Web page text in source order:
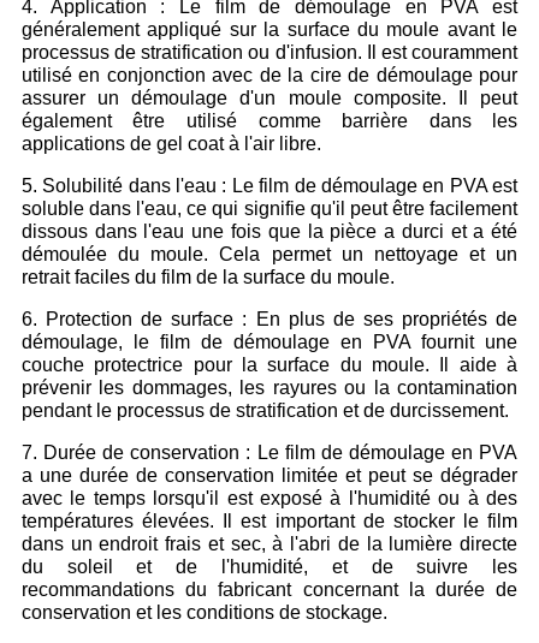
4. Application : Le film de démoulage en PVA est
généralement appliqué sur la surface du moule avant le
processus de stratification ou d'infusion. Il est couramment
utilisé en conjonction avec de la cire de démoulage pour
assurer un démoulage d'un moule composite. Il peut
également être utilisé comme barrière dans les
applications de gel coat à l'air libre.
5. Solubilité dans l'eau : Le film de démoulage en PVA est
soluble dans l'eau, ce qui signifie qu'il peut être facilement
dissous dans l'eau une fois que la pièce a durci et a été
démoulée du moule. Cela permet un nettoyage et un
retrait faciles du film de la surface du moule.
6. Protection de surface : En plus de ses propriétés de
démoulage, le film de démoulage en PVA fournit une
couche protectrice pour la surface du moule. Il aide à
prévenir les dommages, les rayures ou la contamination
pendant le processus de stratification et de durcissement.
7. Durée de conservation : Le film de démoulage en PVA
a une durée de conservation limitée et peut se dégrader
avec le temps lorsqu'il est exposé à l'humidité ou à des
températures élevées. Il est important de stocker le film
dans un endroit frais et sec, à l'abri de la lumière directe
du soleil et de l'humidité, et de suivre les
recommandations du fabricant concernant la durée de
conservation et les conditions de stockage.